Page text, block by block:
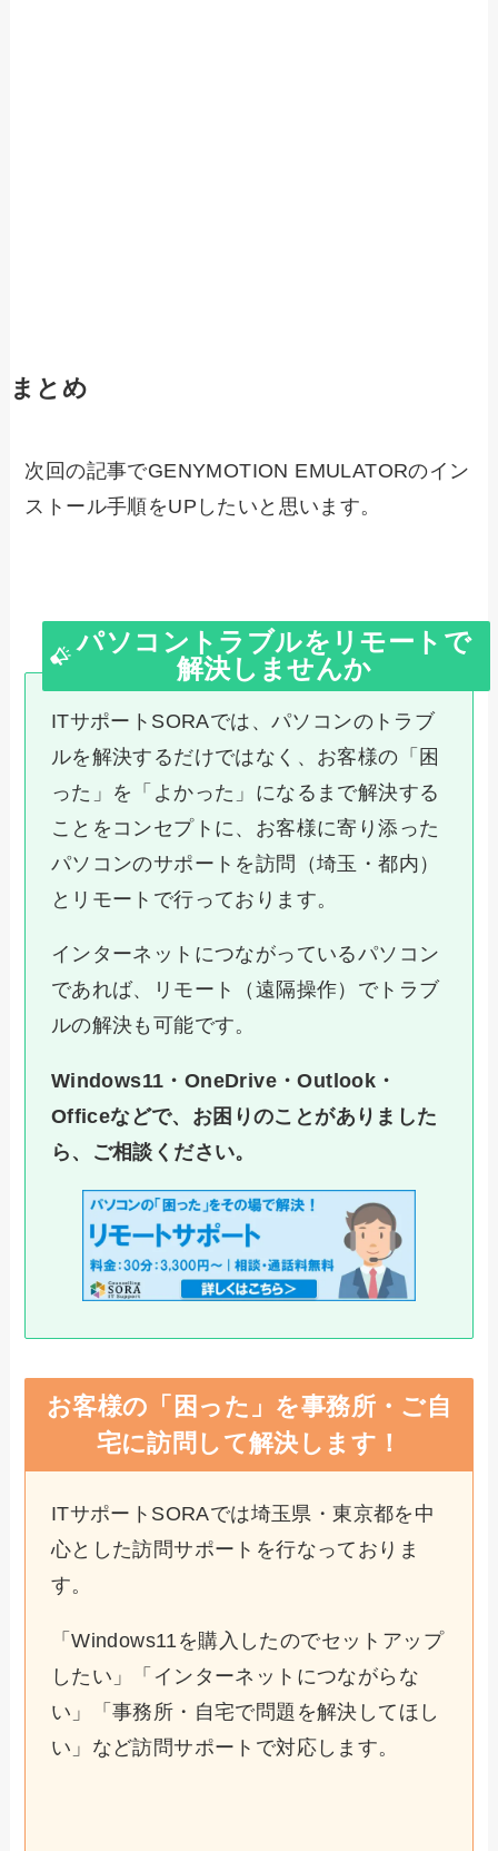
まとめ
次回の記事でGENYMOTION EMULATORのイン
ストール手順をUPしたいと思います。
パソコントラブルをリモートで
解決しませんか
ITサポートSORAでは、パソコンのトラブ
ルを解決するだけではなく、お客様の「困
った」を「よかった」になるまで解決する
ことをコンセプトに、お客様に寄り添った
パソコンのサポートを訪問（埼玉・都内）
とリモートで行っております。
インターネットにつながっているパソコン
であれば、リモート（遠隔操作）でトラブ
ルの解決も可能です。
Windows11・OneDrive・Outlook・
Officeなどで、お困りのことがありました
ら、ご相談ください。
お客様の「困った」を事務所・ご自
宅に訪問して解決します！
ITサポートSORAでは埼玉県・東京都を中
心とした訪問サポートを行なっておりま
す。
「Windows11を購入したのでセットアップ
したい」「インターネットにつながらな
い」「事務所・自宅で問題を解決してほし
い」など訪問サポートで対応します。